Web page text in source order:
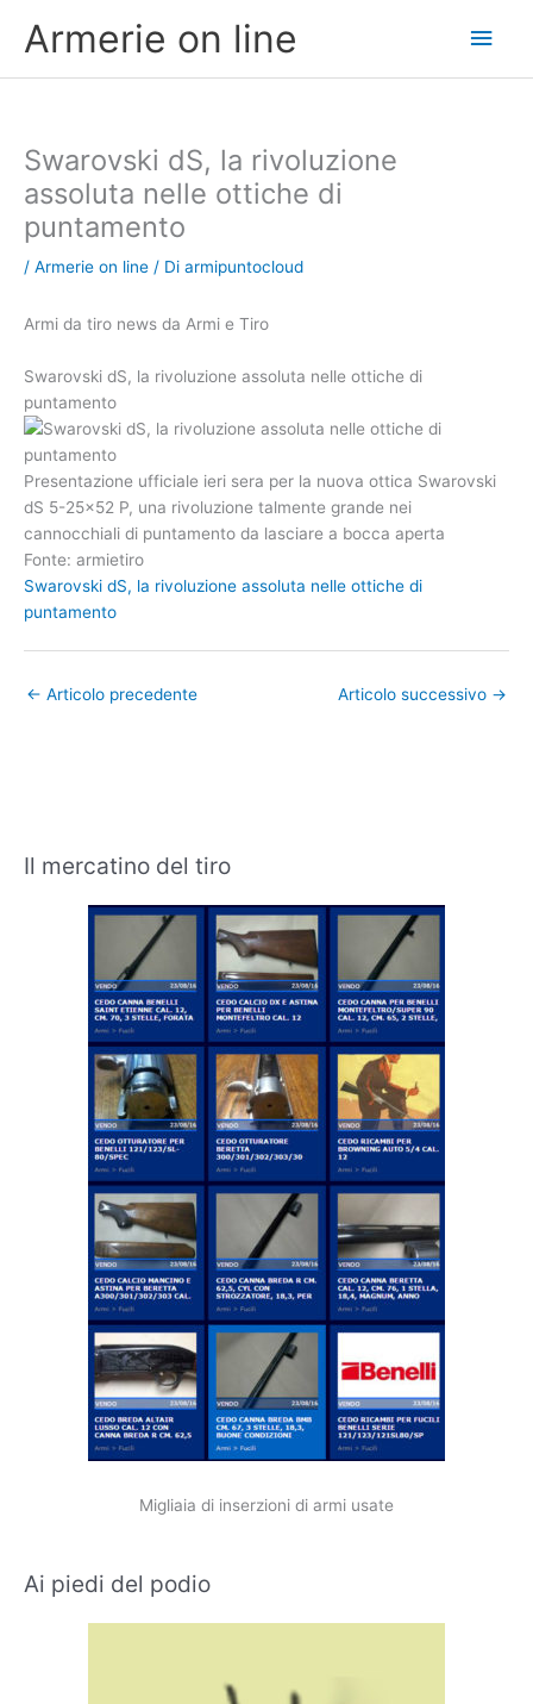
Armerie on line
Swarovski dS, la rivoluzione
assoluta nelle ottiche di
puntamento
/ Armerie on line / Di armipuntocloud
Armi da tiro news da Armi e Tiro
Swarovski dS, la rivoluzione assoluta nelle ottiche di
puntamento
Presentazione ufficiale ieri sera per la nuova ottica Swarovski
dS 5-25×52 P, una rivoluzione talmente grande nei
cannocchiali di puntamento da lasciare a bocca aperta
Fonte: armietiro
Swarovski dS, la rivoluzione assoluta nelle ottiche di
puntamento
← Articolo precedente Articolo successivo →
Il mercatino del tiro
Migliaia di inserzioni di armi usate
Ai piedi del podio